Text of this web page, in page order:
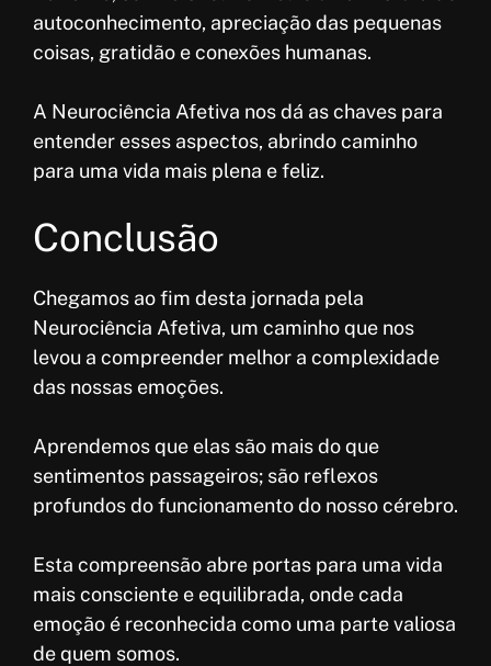
autoconhecimento, apreciação das pequenas
coisas, gratidão e conexões humanas.
A Neurociência Afetiva nos dá as chaves para
entender esses aspectos, abrindo caminho
para uma vida mais plena e feliz.
Conclusão
Chegamos ao fim desta jornada pela
Neurociência Afetiva, um caminho que nos
levou a compreender melhor a complexidade
das nossas emoções.
Aprendemos que elas são mais do que
sentimentos passageiros; são reflexos
profundos do funcionamento do nosso cérebro.
Esta compreensão abre portas para uma vida
mais consciente e equilibrada, onde cada
emoção é reconhecida como uma parte valiosa
de quem somos.